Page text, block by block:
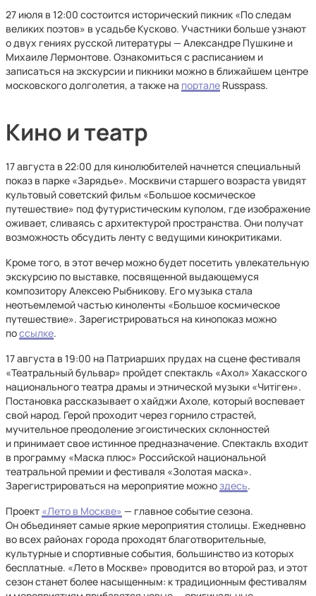
27 июля в 12:00 состоится исторический пикник «По следам
великих поэтов» в усадьбе Кусково. Участники больше узнают
о двух гениях русской литературы — Александре Пушкине и
Михаиле Лермонтове. Ознакомиться с расписанием и
записаться на экскурсии и пикники можно в ближайшем центре
московского долголетия, а также на портале Russpass.
Кино и театр
17 августа в 22:00 для кинолюбителей начнется специальный
показ в парке «Зарядье». Москвичи старшего возраста увидят
культовый советский фильм «Большое космическое
путешествие» под футуристическим куполом, где изображение
оживает, сливаясь с архитектурой пространства. Они получат
возможность обсудить ленту с ведущими кинокритиками.
Кроме того, в этот вечер можно будет посетить увлекательную
экскурсию по выставке, посвященной выдающемуся
композитору Алексею Рыбникову. Его музыка стала
неотъемлемой частью киноленты «Большое космическое
путешествие». Зарегистрироваться на кинопоказ можно
поссылке.
17 августа в 19:00 на Патриарших прудах на сцене фестиваля
«Театральный бульвар» пройдет спектакль «Ахол» Хакасского
национального театра драмы и этнической музыки «Читiген».
Постановка рассказывает о хайджи Ахоле, который воспевает
свой народ. Герой проходит через горнило страстей,
мучительное преодоление эгоистических склонностей
и принимает свое истинное предназначение. Спектакль входит
в программу «Маска плюс» Российской национальной
театральной премии и фестиваля «Золотая маска».
Зарегистрироваться на мероприятие можноздесь.
Проект «Лето в Москве» — главное событие сезона.
Он объединяет самые яркие мероприятия столицы. Ежедневно
во всех районах города проходят благотворительные,
культурные и спортивные события, большинство из которых
бесплатные. «Лето в Москве» проводится во второй раз, и этот
сезон станет более насыщенным: к традиционным фестивалям